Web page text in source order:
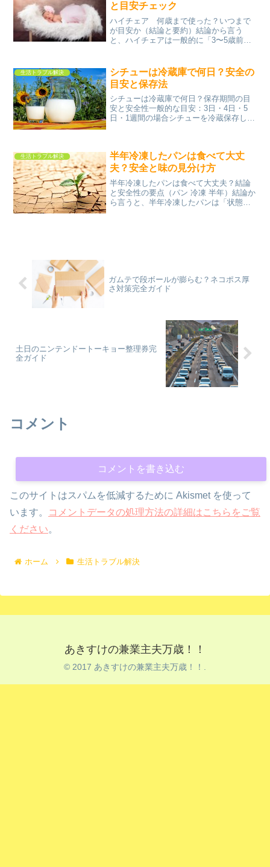
と目安チェック
ハイチェア 何歳まで使った？いつまで
が目安か（結論と要約）結論から言う
と、ハイチェアは一般的に「3〜5歳前
は「2歳で卒業」する子もいれば、「小学
生まで使う」ケースも珍しく...
生活トラブル解決
シチューは冷蔵庫で何日？安全の
目安と保存法
シチューは冷蔵庫で何日？保存期間の目
安と安全性一般的な目安：3日・4日・5
日・1週間の場合シチューを冷蔵保存した
切るのが基本です...
生活トラブル解決
半年冷凍したパンは食べて大丈
夫？安全と味の見分け方
半年冷凍したパンは食べて大丈夫？結論
と安全性の要点（パン 冷凍 半年）結論か
ら言うと、半年冷凍したパンは「状態が
ガムテで段ボールが膨らむ？ネコポス厚
さ対策完全ガイド
土日のニンテンドートーキョー整理券完
全ガイド
コメント
コメントを書き込む
このサイトはスパムを低減するために Akismet を使って
います。
コメントデータの処理方法の詳細はこちらをご覧
ください。
ホーム 生活トラブル解決
あきすけの兼業主夫万歳！！
© 2017 あきすけの兼業主夫万歳！！.